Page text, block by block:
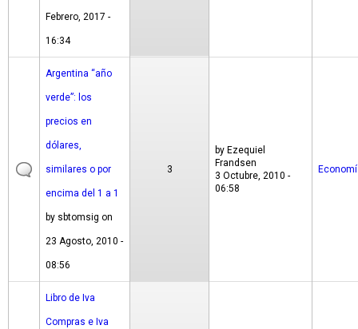
Febrero, 2017 -
16:34
Argentina “año
verde”: los
precios en
dólares,
similares o por
encima del 1 a 1
by sbtomsig on
23 Agosto, 2010 -
08:56
3
by Ezequiel
Frandsen
3 Octubre, 2010 -
06:58
Libro de Iva
Compras e Iva